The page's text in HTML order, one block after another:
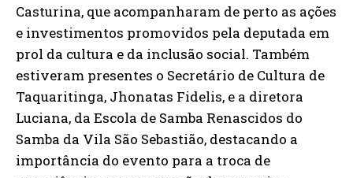
Casturina, que acompanharam de perto as ações
e investimentos promovidos pela deputada em
prol da cultura e da inclusão social. Também
estiveram presentes o Secretário de Cultura de
Taquaritinga, Jhonatas Fidelis, e a diretora
Luciana, da Escola de Samba Renascidos do
Samba da Vila São Sebastião, destacando a
importância do evento para a troca de